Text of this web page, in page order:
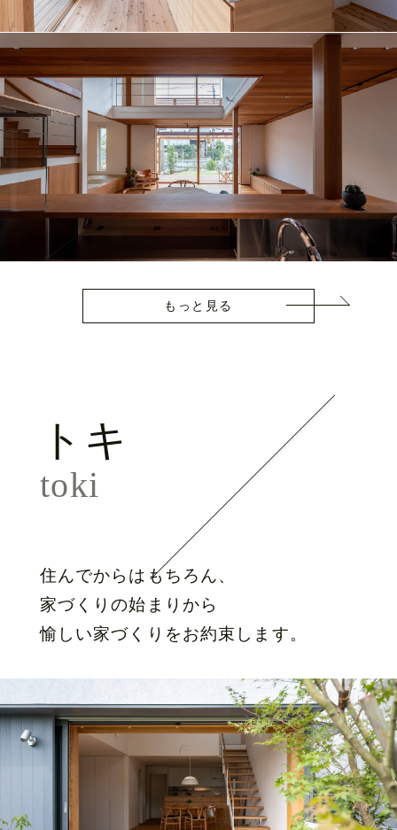
もっと見る
トキ
toki
住んでからはもちろん、
家づくりの始まりから
愉しい家づくりをお約束します。